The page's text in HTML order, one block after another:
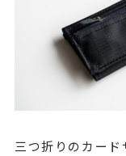
三つ折りのカー